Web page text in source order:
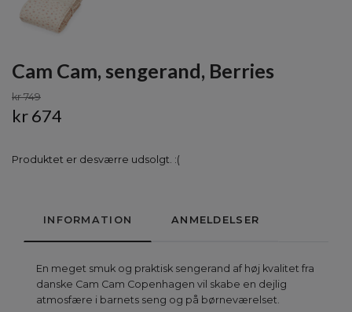
Cam Cam, sengerand, Berries
kr 749
kr 674
Produktet er desværre udsolgt. :(
INFORMATION ANMELDELSER
En meget smuk og praktisk sengerand af høj kvalitet fra
danske Cam Cam Copenhagen vil skabe en dejlig
atmosfære i barnets seng og på børneværelset.